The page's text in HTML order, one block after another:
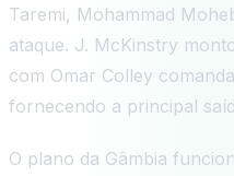
Taremi, Mohammad
ataque. J. McKinstry
com Omar Colley
fornecendo a principal
O plano da Gâmbia